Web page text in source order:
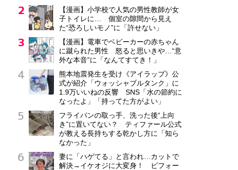
【漫画】小学校で人気の男性教師が女
子トイレに… 個室の隙間から見え
た“恐ろしいモノ”に「許せない」
【漫画】電車でベビーカーの赤ちゃん
に蹴られた男性 怒ると思いきや…“意
外な本音”に「なんてすてき！」
熊本地震発生を受け《アイラップ》公
式が紹介「ウォッシャブルタンク」に
1.9万いいねの反響 SNS「水の節約に
なったよ」「持ってた方がよい」
フライパンの取っ手、洗った後“上向
き”に置いてない？ ティファール公式
が教える長持ちする乾かし方に「知ら
なかった」
妻に「ハゲてる」と言われ…カットで
解決→イケオジに大変身！ ビフォー